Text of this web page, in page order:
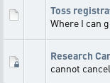
Toss
Where I can
Research
cannot